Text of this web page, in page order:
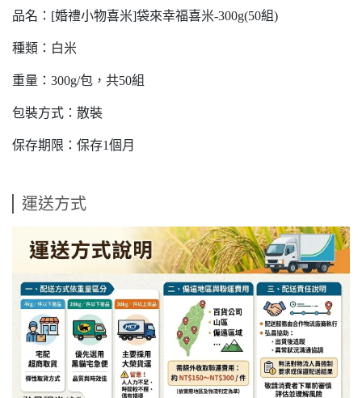
品名： [婚禮小物喜米]袋來幸福喜米-300g(50組)
種類：白米
重量：300g/包，共50組
包裝方式：散裝
保存期限：保存1個月
運送方式